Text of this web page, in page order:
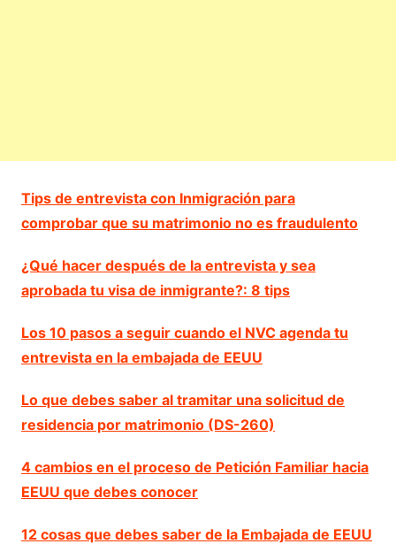
Tips de entrevista con Inmigración para
comprobar que su matrimonio no es fraudulento
¿Qué hacer después de la entrevista y sea
aprobada tu visa de inmigrante?: 8 tips
Los 10 pasos a seguir cuando el NVC agenda tu
entrevista en la embajada de EEUU
Lo que debes saber al tramitar una solicitud de
residencia por matrimonio (DS-260)
4 cambios en el proceso de Petición Familiar hacia
EEUU que debes conocer
12 cosas que debes saber de la Embajada de EEUU